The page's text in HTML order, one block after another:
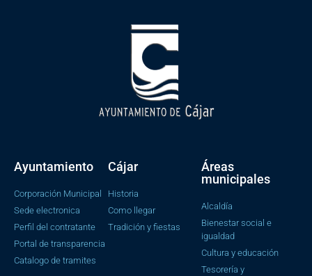
Ayuntamiento
Corporación Municipal
Sede electronica
Perfil del contratante
Portal de transparencia
Catalogo de tramites
Cájar
Historia
Como llegar
Tradición y fiestas
Áreas
municipales
Alcaldía
Bienestar social e
igualdad
Cultura y educación
Tesorería y